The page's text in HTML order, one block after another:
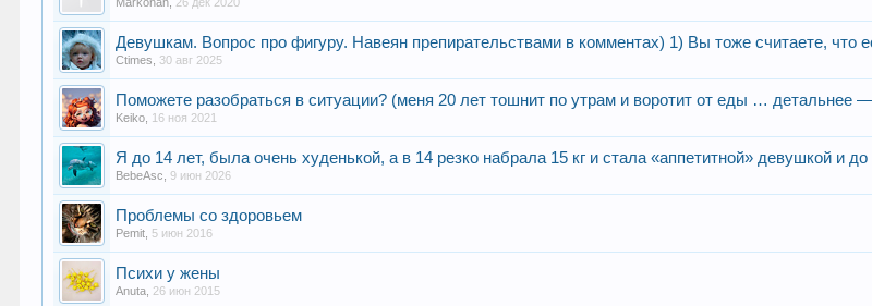
Девушкам. Вопрос про фигуру. Навеян препирательствами в комментах) 1) Вы тоже считаете, что
Ctimes 30 авг 2025
Поможете разобраться в ситуации? (меня 20 лет тошнит по утрам и воротит от еды … детальнее
Keiko 16 ноя 2021
Я до 14 лет, была очень худенькой, а в 14 резко набрала 15 кг и стала «аппетитной» девушкой и до
BebeAsc ,9 июн 2026
Проблемы со здоровьем
Pemit 5 июн 2016
Психи у жены
Anuta 26 июн 2015